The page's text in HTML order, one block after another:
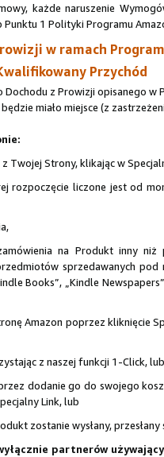
każde naruszenie
1 Polityki Programu
w ramach
Przychód
z Prowizji opisanego
będzie miało miejsce (z
Twojej Strony, klikając w
rozpoczęcie liczone jest od
na Produkt inny niż
sprzedawanych pod
Books”, „Kindle
Amazon poprzez kliknięcie
z naszej funkcji 1-Click, lub
dodanie go do swojego
Link, lub
zostanie wysłany,
partnerów